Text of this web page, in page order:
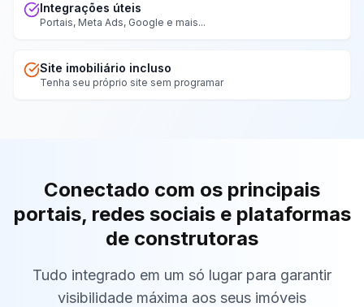
Integrações úteis
Portais, Meta Ads, Google e mais...
Site imobiliário incluso
Tenha seu próprio site sem programar
Conectado com os principais
portais, redes sociais e plataformas
de construtoras
Tudo integrado em um só lugar para garantir
visibilidade máxima aos seus imóveis